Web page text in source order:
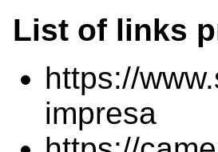
List of links
https://
impresa